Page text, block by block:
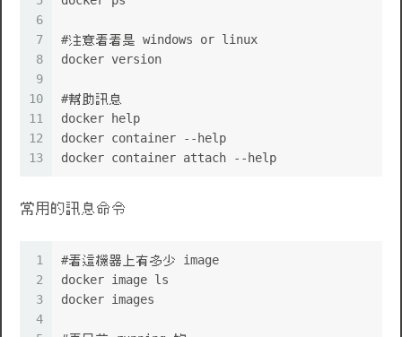
6
7
8
9
10
11
12
13
#注意看看是 windows or linux
docker version
#幫助訊息
docker help
docker container --help
docker container attach --help
常用的訊息命令
1
2
3
4
#看這機器上有多少 image
docker image ls
docker images